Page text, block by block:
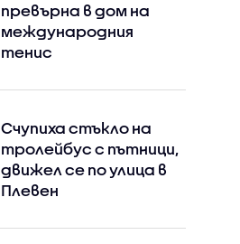
превърна в дом на
международния
тенис
Счупиха стъкло на
тролейбус с пътници,
движел се по улица в
Плевен